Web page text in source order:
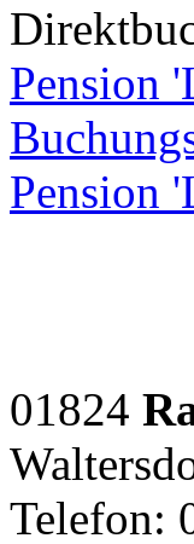
Pension
Pension
01824
Telefon: